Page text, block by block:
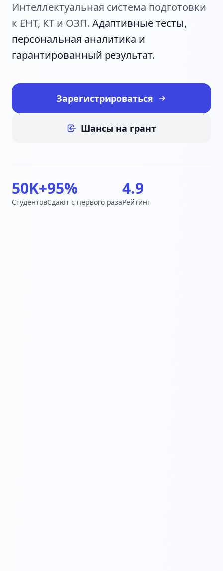
Интеллектуальная система подготовки
к ЕНТ, КТ и ОЗП. Адаптивные тесты,
персональная аналитика и
гарантированный результат.
Зарегистрироваться
Шансы на грант
50K+
Студентов
95%
Сдают с первого раза
4.9
Рейтинг